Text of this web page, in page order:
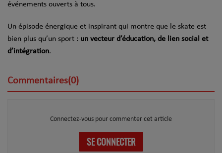
événements ouverts à tous.
Un épisode énergique et inspirant qui montre que le skate est
bien plus qu’un sport : un vecteur d’éducation, de lien social et
d’intégration.
Commentaires(0)
Connectez-vous pour commenter cet article
SE CONNECTER